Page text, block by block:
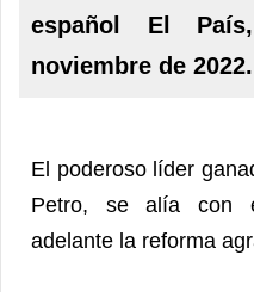
español El
noviembre de 2022.
El poderoso líder
Petro, se alía con
adelante la reforma